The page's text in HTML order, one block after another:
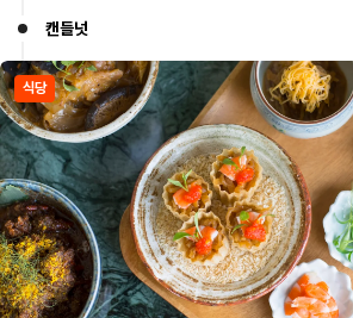
캔들넛
식당